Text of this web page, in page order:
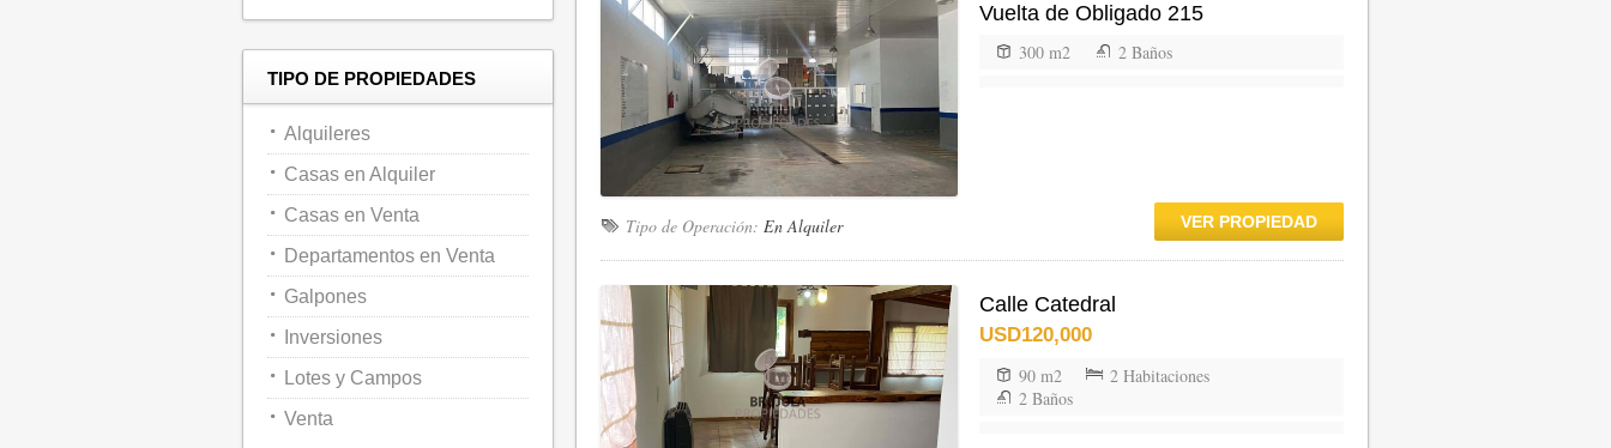
Vuelta de Obligado 215
300 m2 2 Baños
Tipo de Operación: En Alquiler VER PROPIEDAD
Calle Catedral
USD120,000
90 m2
2 Habitaciones
2 Baños
TIPO DE PROPIEDADES
Alquileres
Casas en Alquiler
Casas en Venta
Departamentos en Venta
Galpones
Inversiones
Lotes y Campos
Venta